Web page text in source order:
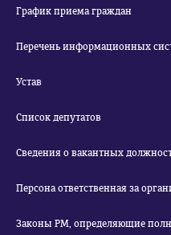
График приема граждан
Перечень информационных
Устав
Список депутатов
Сведения о вакантных
Персона ответственная за
Законы РМ, определяющие